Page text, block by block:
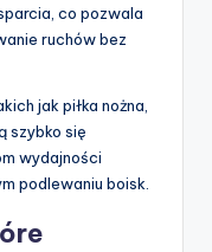
co pozwala
ruchów bez
jak piłka nożna,
szybko się
wydajności
podlewaniu boisk.